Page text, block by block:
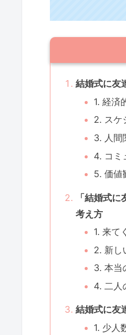
結婚式に友
1. 経済
2. スケ
3. 人間
4. コミ
5. 価値
「結婚式
考え方
1. 来て
2. 新し
3. 本当
4. 二人
結婚式に友
1. 少人